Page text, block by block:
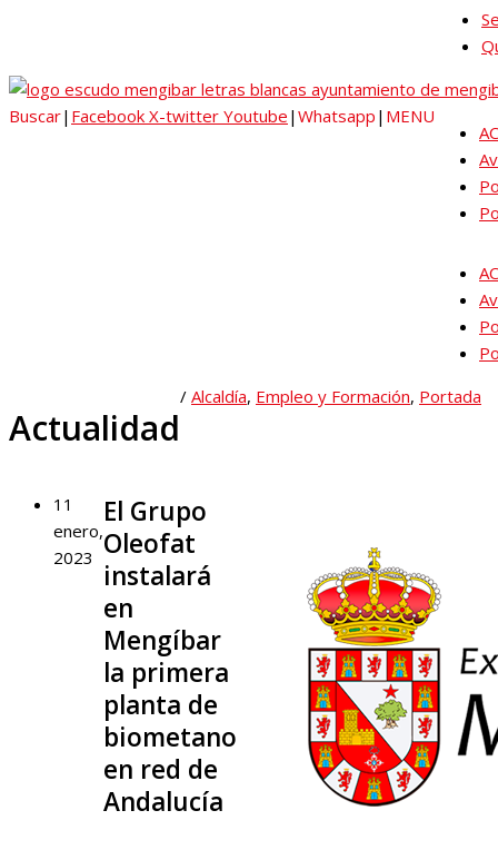
Buscar| Facebook X-twitter Youtube | Whatsapp | MENU
Actualidad
/ Alcaldía, Empleo y Formación, Portada
11
enero,
2023
El Grupo
Oleofat
instalará
en
Mengíbar
la primera
planta de
biometano
en red de
Andalucía